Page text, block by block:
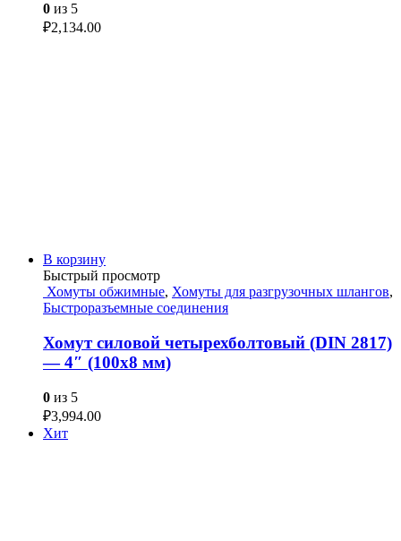
0 из 5
₽2,134.00
В корзину
Быстрый просмотр
Хомуты обжимные, Хомуты для разгрузочных шлангов,
Быстроразъемные соединения
Хомут силовой четырехболтовый (DIN 2817)
— 4″ (100х8 мм)
0 из 5
₽3,994.00
Хит